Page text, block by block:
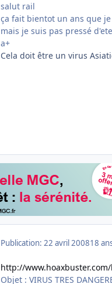
salut rail
ça fait bientot un ans que
mais je suis pas pressé
a+
Cela doit être un virus
Publication: 22 avril 200818
http://
Objet : VIRUS TRES